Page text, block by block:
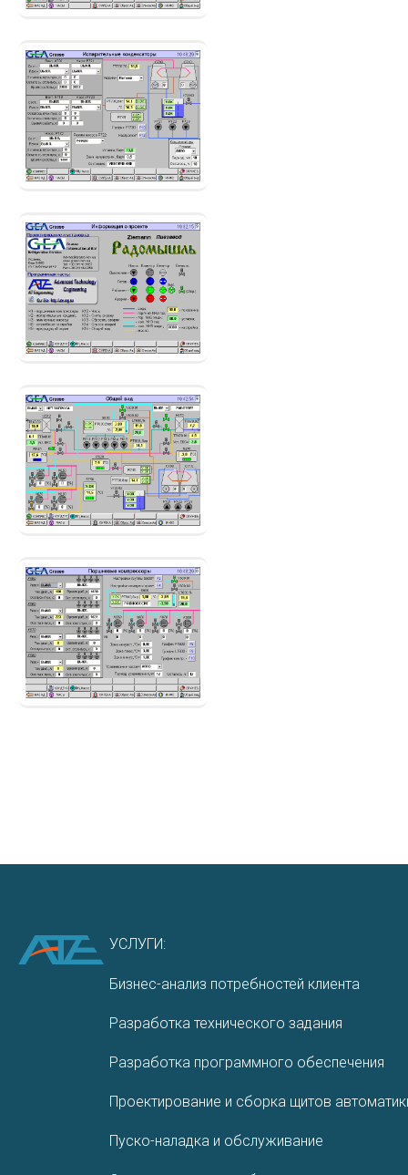
УСЛУГИ:
Бизнес-анализ потребностей клиента
Разработка технического задания
Разработ­ка програм­много обеспе­чения
Проектирование и сборка щитов
Пуско-наладка и обслуживание